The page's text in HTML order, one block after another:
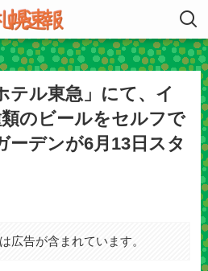
テル東急」にて、イ
のビールをセルフで
ーデンが6月13日スタ
広告が含まれています。